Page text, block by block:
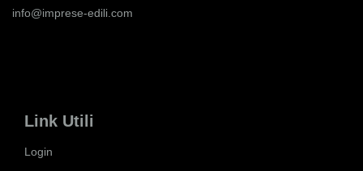
info@imprese-edili.com
Link Utili
Login